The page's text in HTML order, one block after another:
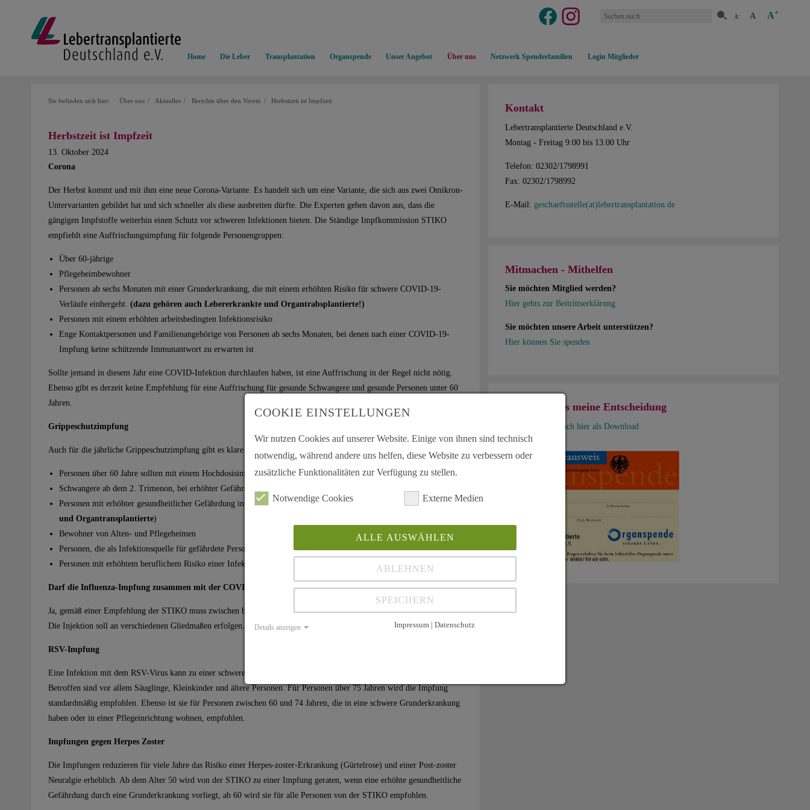
Home Die Leber Transplantation Organspende Unser Angebot Über uns Netzwerk Spenderfamilien Login Mitglieder
A- A A+
Sie befinden sich hier: Über uns Aktuelles Berichte über den Verein Herbstzeit ist Impfzeit
Herbstzeit ist Impfzeit
13. Oktober 2024
Corona
Der Herbst kommt und mit ihm eine neue Corona-Variante. Es handelt sich um eine Variante, die sich aus zwei Omikron-
Untervarianten gebildet hat und sich schneller als diese ausbreiten dürfte. Die Experten gehen davon aus, dass die
gängigen Impfstoffe weiterhin einen Schutz vor schweren Infektionen bieten. Die Ständige Impfkommission STIKO
empfiehlt eine Auffrischungsimpfung für folgende Personengruppen:
Über 60-jährige
Pflegeheimbewohner
Personen ab sechs Monaten mit einer Grunderkrankung, die mit einem erhöhten Risiko für schwere COVID-19-
Verläufe einhergeht. (dazu gehören auch Lebererkrankte und Organtrabsplantierte!)
Personen mit einem erhöhten arbeitsbedingten Infektionsrisiko
Enge Kontaktpersonen und Familienangehörige von Personen ab sechs Monaten, bei denen nach einer COVID-19-
Impfung keine schützende Immunantwort zu erwarten ist
Sollte jemand in diesem Jahr eine COVID-Infektion durchlaufen haben, ist eine Auffrischung in der Regel nicht nötig.
Ebenso gibt es derzeit keine Empfehlung für eine Auffrischung für gesunde Schwangere und gesunde Personen unter 60
Jahren.
Grippeschutzimpfung
Auch für die jährliche Grippeschutzimpfung gibt es klare Empfehlungen der STIKO:
Personen über 60 Jahre sollten mit einem Hochdosisimpfstoff geimpft werden
Schwangere ab dem 2. Trimenon, bei erhöhter Gefährdung infolge eines Grundleidens ab dem 1. Trimenon
Personen mit erhöhter gesundheitlicher Gefährdung infolge eines Grundleidens(dazu gehören auch Lebererkrankte
und Organtransplantierte)
Bewohner von Alten- und Pflegeheimen
Personen, die als Infektionsquelle für gefährdete Personen dienen können
Personen mit erhöhtem beruflichem Risiko einer Infektion
Darf die Influenza-Impfung zusammen mit der COVID-19 Impfung gegeben werden?
Ja, gemäß einer Empfehlung der STIKO muss zwischen beiden Impfungen kein Impfabstand mehr eingehalten werden.
Die Injektion soll an verschiedenen Gliedmaßen erfolgen.
RSV-Impfung
Eine Infektion mit dem RSV-Virus kann zu einer schweren Atemwegserkrankung mit Krankenhausaufenthalt führen.
Betroffen sind vor allem Säuglinge, Kleinkinder und ältere Personen. Für Personen über 75 Jahren wird die Impfung
standardmäßig empfohlen. Ebenso ist sie für Personen zwischen 60 und 74 Jahren, die in eine schwere Grunderkrankung
haben oder in einer Pflegeinrichtung wohnen, empfohlen.
Impfungen gegen Herpes Zoster
Die Impfungen reduzieren für viele Jahre das Risiko einer Herpes-zoster-Erkrankung (Gürtelrose) und einer Post-zoster
Neuralgie erheblich. Ab dem Alter 50 wird von der STIKO zu einer Impfung geraten, wenn eine erhöhte gesundheitliche
Gefährdung durch eine Grunderkrankung vorliegt, ab 60 wird sie für alle Personen von der STIKO empfohlen.
Kontakt
Lebertransplantierte Deutschland e.V.
Montag - Freitag 9:00 bis 13:00 Uhr
Telefon: 02302/1798991
Fax: 02302/1798992
E-Mail: geschaeftsstelle(at)lebertransplantation.de
Mitmachen - Mithelfen
Sie möchten Mitglied werden?
Hier gehts zur Beitrittserklärung
Sie möchten unsere Arbeit unterstützen?
Hier können Sie spenden
Mein Ausweis meine Entscheidung
Schnell und Einfach hier als Download
COOKIE EINSTELLUNGEN
Wir nutzen Cookies auf unserer Website. Einige von ihnen sind technisch
notwendig, während andere uns helfen, diese Website zu verbessern oder
zusätzliche Funktionalitäten zur Verfügung zu stellen.
Notwendige Cookies Externe Medien
ALLE AUSWÄHLEN
ABLEHNEN
SPEICHERN
Details anzeigen Impressum | Datenschutz